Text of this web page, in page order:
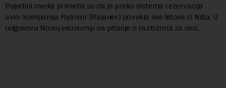
Pojedini mediji primetili su da je preko sistema rezervacija
avio-kompanija Ryanair (Rajaner) povukla sve letove iz Niša. U
odgovoru Novoj ekonomiji na pitanje o razlozima za ovo